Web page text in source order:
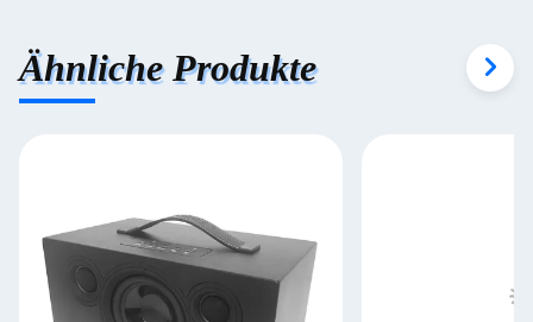
Ähnliche Produkte